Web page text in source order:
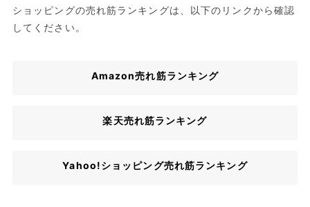
ショッピングの売れ筋ランキングは、以下のリンクから確認
してください。
Amazon売れ筋ランキング
楽天売れ筋ランキング
Yahoo!ショッピング売れ筋ランキング